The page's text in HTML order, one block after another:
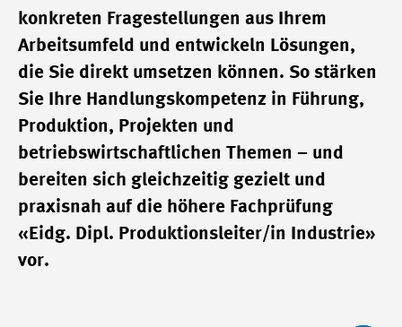
konkreten Fragestellungen aus Ihrem
Arbeitsumfeld und entwickeln Lösungen,
die Sie direkt umsetzen können. So stärken
Sie Ihre Handlungskompetenz in Führung,
Produktion, Projekten und
betriebswirtschaftlichen Themen – und
bereiten sich gleichzeitig gezielt und
praxisnah auf die höhere Fachprüfung
«Eidg. Dipl. Produktionsleiter/in Industrie»
vor.